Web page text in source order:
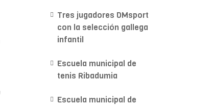
Tres jugadores DMsport
con la selección gallega
infantil
Escuela municipal de
tenis Ribadumia
Escuela municipal de